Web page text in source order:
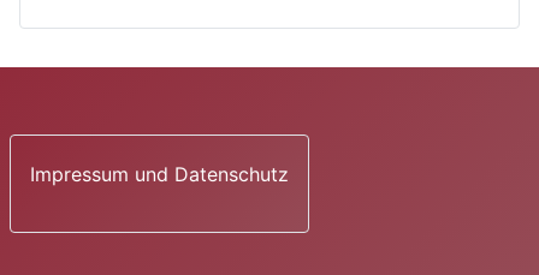
Impressum und Datenschutz